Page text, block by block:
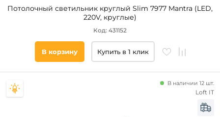
Потолочный светильник круглый Slim 7977 Mantra (LED,
220V, круглые)
Код: 431152
В корзину Купить в 1 клик
В наличии 12 шт.
Loft IT